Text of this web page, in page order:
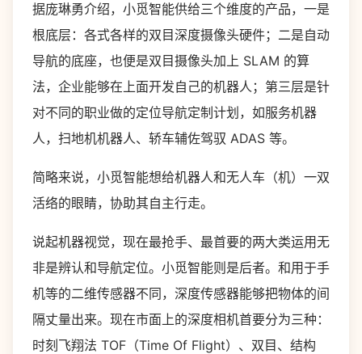
据庞琳勇介绍，小觅智能供给三个维度的产品，一是
根底层：各式各样的双目深度摄像头硬件；二是自动
导航的底座，也便是双目摄像头加上 SLAM 的算
法，企业能够在上面开发自己的机器人；第三层是针
对不同的职业做的定位导航定制计划，如服务机器
人，扫地机机器人、轿车辅佐驾驭 ADAS 等。
简略来说，小觅智能想给机器人和无人车（机）一双
活络的眼睛，协助其自主行走。
说起机器视觉，现在最抢手、最首要的两大类运用无
非是辨认和导航定位。小觅智能则是后者。和用于手
机等的二维传感器不同，深度传感器能够把物体的间
隔丈量出来。现在市面上的深度相机首要分为三种：
时刻飞翔法 TOF（Time Of Flight）、双目、结构